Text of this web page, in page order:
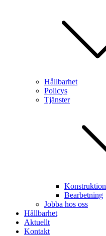
Hållbarhet
Policys
Tjänster
Konstruktion
Bearbetning
Jobba hos oss
Hållbarhet
Aktuellt
Kontakt